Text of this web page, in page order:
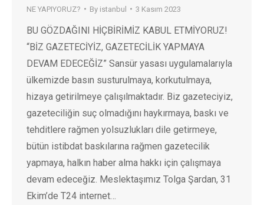
NE YAPIYORUZ? By istanbul 3 Kasım 2023
BU GÖZDAĞINI HİÇBİRİMİZ KABUL ETMİYORUZ!
“BİZ GAZETECİYİZ, GAZETECİLİK YAPMAYA
DEVAM EDECEĞİZ” Sansür yasası uygulamalarıyla
ülkemizde basın susturulmaya, korkutulmaya,
hizaya getirilmeye çalışılmaktadır. Biz gazeteciyiz,
gazeteciliğin suç olmadığını haykırmaya, baskı ve
tehditlere rağmen yolsuzlukları dile getirmeye,
bütün istibdat baskılarına rağmen gazetecilik
yapmaya, halkın haber alma hakkı için çalışmaya
devam edeceğiz. Meslektaşımız Tolga Şardan, 31
Ekim’de T24 internet…